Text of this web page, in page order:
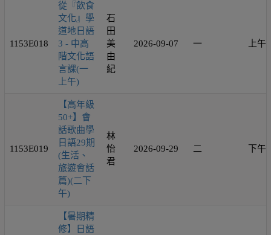
1153E018
從『飲食
文化』學
道地日語
3 - 中高
階文化語
言課(一
上午)
石
田
美
由
紀
2026-09-07 一 上午
1153E019
【高年級
50+】會
話歌曲學
日語29期
(生活、
旅遊會話
篇)(二下
午)
林
怡
君
2026-09-29 二 下午
【暑期精
修】日語